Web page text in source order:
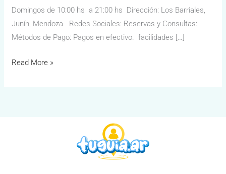
Domingos de 10:00 hs a 21:00 hs Dirección: Los Barriales,
Junín, Mendoza Redes Sociales: Reservas y Consultas:
Métodos de Pago: Pagos en efectivo. facilidades […]
Read More »